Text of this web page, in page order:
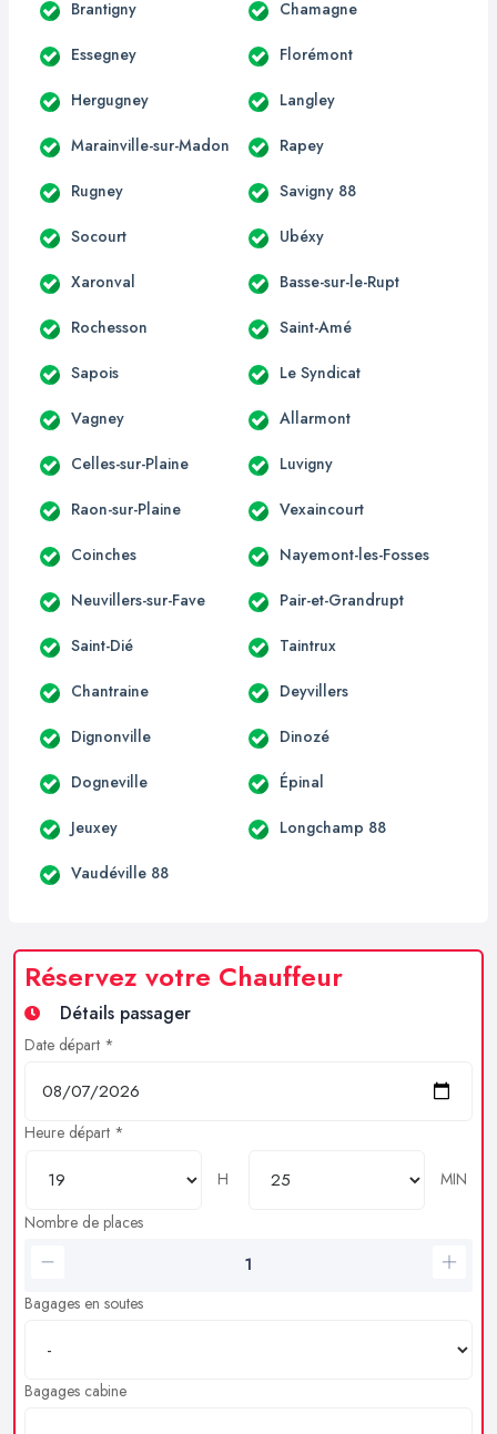
Brantigny Chamagne
Essegney Florémont
Hergugney Langley
Marainville-sur-Madon Rapey
Rugney Savigny 88
Socourt Ubéxy
Xaronval Basse-sur-le-Rupt
Rochesson Saint-Amé
Sapois Le Syndicat
Vagney Allarmont
Celles-sur-Plaine Luvigny
Raon-sur-Plaine Vexaincourt
Coinches Nayemont-les-Fosses
Neuvillers-sur-Fave Pair-et-Grandrupt
Saint-Dié Taintrux
Chantraine Deyvillers
Dignonville Dinozé
Dogneville Épinal
Jeuxey Longchamp 88
Vaudéville 88
Réservez votre Chauffeur
Détails passager
Date départ *
Heure départ *
H
MIN
Nombre de places
Bagages en soutes
Bagages cabine